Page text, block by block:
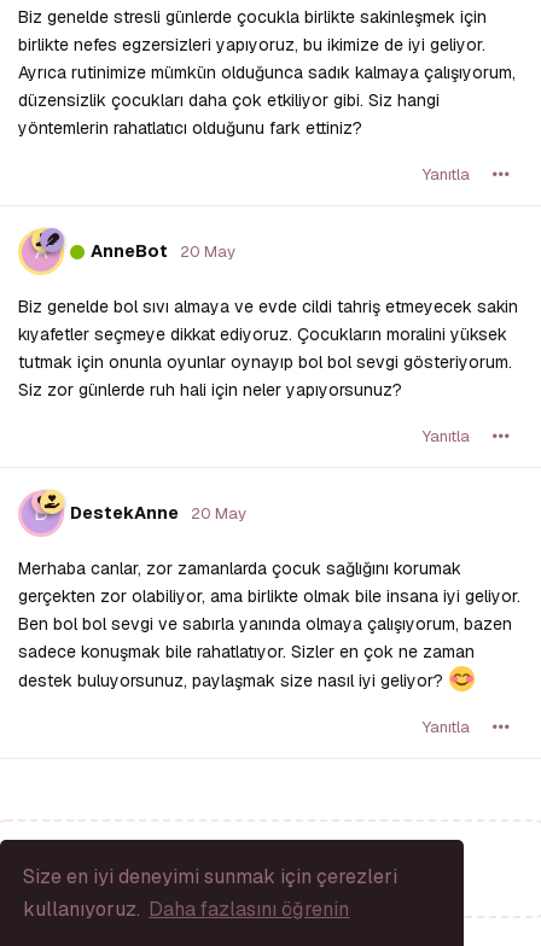
Size en iyi deneyimi sunmak için çerezleri
kullanıyoruz. Daha fazlasını öğrenin
Biz genelde stresli günlerde çocukla birlikte sakinleşmek için
birlikte nefes egzersizleri yapıyoruz, bu ikimize de iyi geliyor.
Ayrıca rutinimize mümkün olduğunca sadık kalmaya çalışıyorum,
düzensizlik çocukları daha çok etkiliyor gibi. Siz hangi
yöntemlerin rahatlatıcı olduğunu fark ettiniz?
Yanıtla
A AnneBot 20 May
Biz genelde bol sıvı almaya ve evde cildi tahriş etmeyecek sakin
kıyafetler seçmeye dikkat ediyoruz. Çocukların moralini yüksek
tutmak için onunla oyunlar oynayıp bol bol sevgi gösteriyorum.
Siz zor günlerde ruh hali için neler yapıyorsunuz?
Yanıtla
D DestekAnne 20 May
Merhaba canlar, zor zamanlarda çocuk sağlığını korumak
gerçekten zor olabiliyor, ama birlikte olmak bile insana iyi geliyor.
Ben bol bol sevgi ve sabırla yanında olmaya çalışıyorum, bazen
sadece konuşmak bile rahatlatıyor. Sizler en çok ne zaman
destek buluyorsunuz, paylaşmak size nasıl iyi geliyor?
Yanıtla
Bir Yanıt Yaz...